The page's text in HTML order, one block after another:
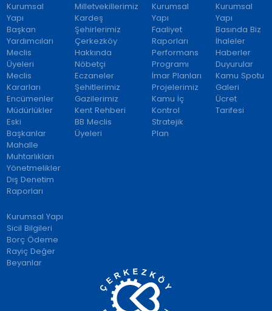
Kurumsal
Yapı
Başkan
Yardımcıları
Meclis
Üyeleri
Meclis
Kararları
Encümenler
Müdürlükler
Eski
Başkanlar
Mahalle
Muhtarlıkları
Yönetmelikler
Dış Denetim
Raporları
Milletvekillerimiz
Kardeş
Şehirlerimiz
Çerkezköy
Hakkında
Nöbetçi
Eczaneler
Şehitlerimiz
Gazilerimiz
Kent Rehberi
BB Meclis
Üyeleri
Kurumsal
Yapı
Faaliyet
Raporları
Performans
Programı
İmar Planları
Projelerimiz
Kamu İç
Kontrol
Stratejik
Plan
Kurumsal
Yapı
Basında Biz
İhaleler
Haberler
Duyurular
Kamu Spotu
Galeri
Ücret
Tarifesi
Kurumsal Yapı
Sicil Bilgileri
Borç Ödeme
Rayiç Değer
Beyanlar